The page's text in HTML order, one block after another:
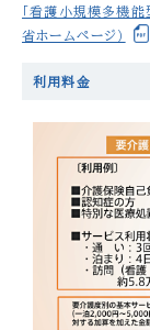
「看護小規模多機
省ホームページ）
利用料金